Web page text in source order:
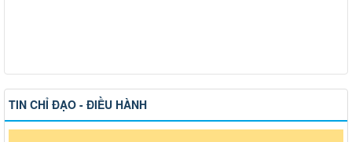
TIN CHỈ ĐẠO - ĐIỀU HÀNH